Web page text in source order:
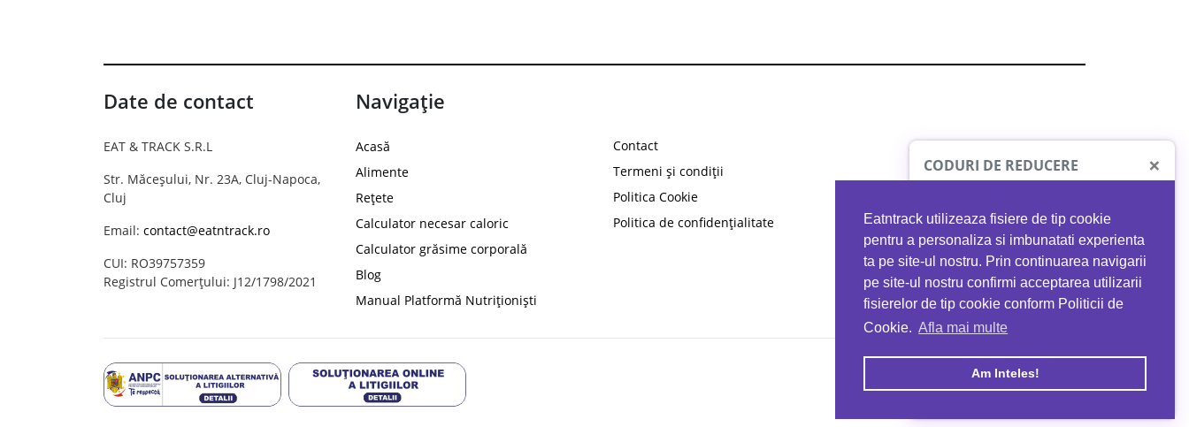
Eatntrack utilizeaza fisiere de tip cookie
pentru a personaliza si imbunatati experienta
ta pe site-ul nostru. Prin continuarea navigarii
pe site-ul nostru confirmi acceptarea utilizarii
fisierelor de tip cookie conform Politicii de
Cookie. Afla mai multe
Am Inteles!
Date de contact
EAT & TRACK S.R.L
Str. Măceșului, Nr. 23A, Cluj-Napoca,
Cluj
Email: contact@eatntrack.ro
CUI: RO39757359
Registrul Comerțului: J12/1798/2021
Navigație
Acasă
Alimente
Rețete
Calculator necesar caloric
Calculator grăsime corporală
Blog
Manual Platformă Nutriționiști
Contact
Termeni și condiții
Politica Cookie
Politica de confidențialitate
CODURI DE REDUCERE ×
PROTO41
reducere la orice comandă
EATNTRACK
MYPROTEIN
Ai40%reducere la orice comandă
folosind codul EATTRACK